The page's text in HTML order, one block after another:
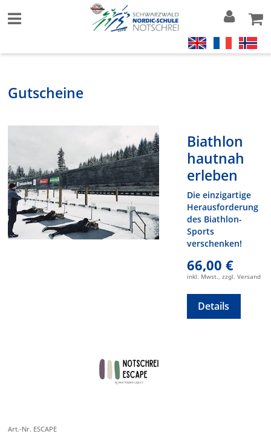
Gutscheine
Biathlon
hautnah
erleben
Die einzigartige
Herausforderung
des Biathlon-
Sports
verschenken!
66,00 €
inkl. Mwst., zzgl. Versand
Details
Art.-Nr. ESCAPE